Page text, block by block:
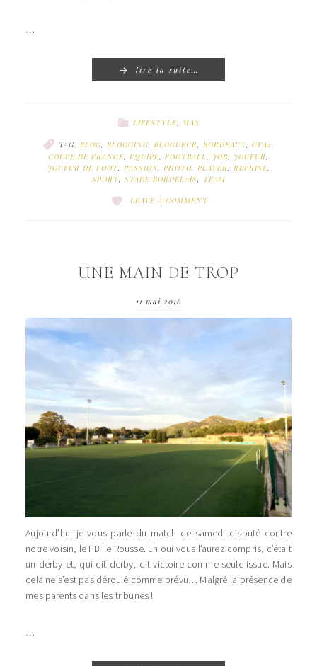
…
lire la suite…
LIFESTYLE, MAX
TAG: BLOG, BLOGGING, BLOGUEUR, BORDEAUX, CFA2,
COUPE DE FRANCE, EQUIPE, FOOTBALL, JOB, JOUEUR,
JOUEUR DE FOOT, PASSION, PHOTO, PLAYER, REPRISE,
SPORT, STADE BORDELAIS, TEAM
LEAVE A COMMENT
UNE MAIN DE TROP
11 mai 2016
Aujourd’hui je vous parle du match de samedi disputé contre
notre voisin, le FB Ile Rousse. Eh oui vous l’aurez compris, c’était
un derby et, qui dit derby, dit victoire comme seule issue. Mais
cela ne s’est pas déroulé comme prévu… Malgré la présence de
mes parents dans les tribunes !
…